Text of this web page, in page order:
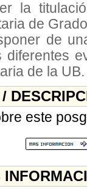
la
de
de
de la UB.
este